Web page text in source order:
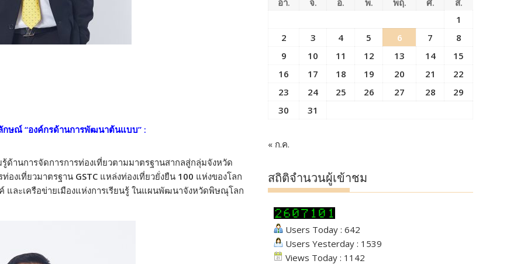
กษณ์ “องค์กรด้านการพัฒนาต้นแบบ” :
ด้านการจัดการการท่องเที่ยวตามมาตรฐานสากลสู่กลุ่มจังหวัด
องเที่ยวมาตรฐาน GSTC แหล่งท่องเที่ยวยั่งยืน 100 แห่งของโลก
และเครือข่ายเมืองแห่งการเรียนรู้ ในแผนพัฒนาจังหวัดพิษณุโลก
1
2
3 4 5 6 7
8
9
10 11 12 13 14
15
16
17 18 19 20 21
22
23
24 25 26 27 28
29
30
31
« ก.ค.
สถิติจำนวนผู้เข้าชม
Users Today : 642
Users Yesterday : 1539
Views Today : 1142